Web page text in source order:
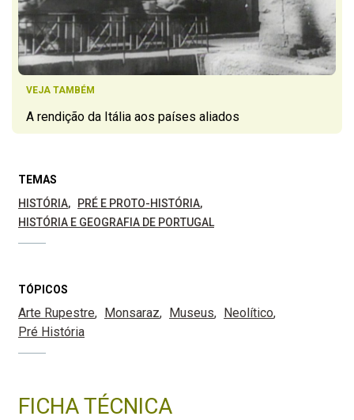
VEJA TAMBÉM
A rendição da Itália aos países aliados
TEMAS
HISTÓRIA
PRÉ E PROTO-HISTÓRIA
HISTÓRIA E GEOGRAFIA DE PORTUGAL
TÓPICOS
Arte Rupestre Monsaraz Museus
Neolítico
Pré História
FICHA TÉCNICA